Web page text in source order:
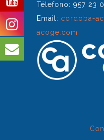
Télefono: 957 23
Email: cordoba-
acoge.com